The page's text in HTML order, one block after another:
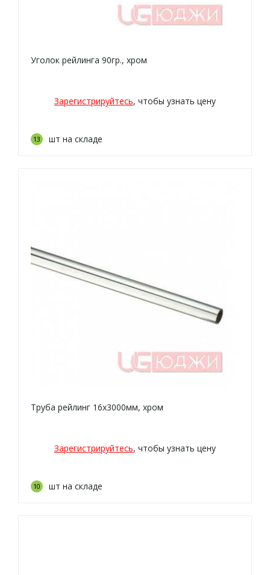
Уголок рейлинга 90гр., хром
Зарегистрируйтесь, чтобы узнать цену
13 шт на складе
Труба рейлинг 16х3000мм, хром
Зарегистрируйтесь, чтобы узнать цену
10 шт на складе